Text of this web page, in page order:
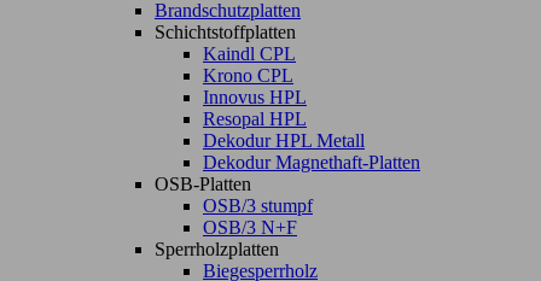
Brandschutzplatten
Schichtstoffplatten
Kaindl CPL
Krono CPL
Innovus HPL
Resopal HPL
Dekodur HPL Metall
Dekodur Magnethaft-Platten
OSB-Platten
OSB/3 stumpf
OSB/3 N+F
Sperrholzplatten
Biegesperrholz